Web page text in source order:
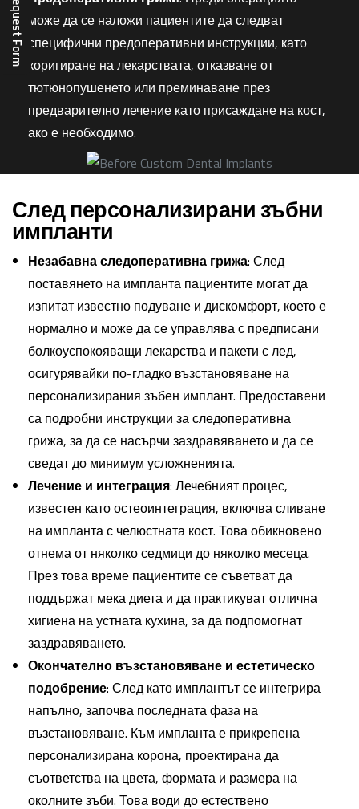
може да се наложи пациентите да следват
специфични предоперативни инструкции, като
коригиране на лекарствата, отказване от
тютюнопушенето или преминаване през
предварително лечение като присаждане на кост,
ако е необходимо.
След персонализирани зъбни
импланти
Незабавна следоперативна грижа: След
поставянето на импланта пациентите могат да
изпитат известно подуване и дискомфорт, което е
нормално и може да се управлява с предписани
болкоуспокояващи лекарства и пакети с лед,
осигурявайки по-гладко възстановяване на
персонализирания зъбен имплант. Предоставени
са подробни инструкции за следоперативна
грижа, за да се насърчи заздравяването и да се
сведат до минимум усложненията.
Лечение и интеграция: Лечебният процес,
известен като остеоинтеграция, включва сливане
на импланта с челюстната кост. Това обикновено
отнема от няколко седмици до няколко месеца.
През това време пациентите се съветват да
поддържат мека диета и да практикуват отлична
хигиена на устната кухина, за да подпомогнат
заздравяването.
Окончателно възстановяване и естетическо
подобрение: След като имплантът се интегрира
напълно, започва последната фаза на
възстановяване. Към импланта е прикрепена
персонализирана корона, проектирана да
съответства на цвета, формата и размера на
околните зъби. Това води до естествено